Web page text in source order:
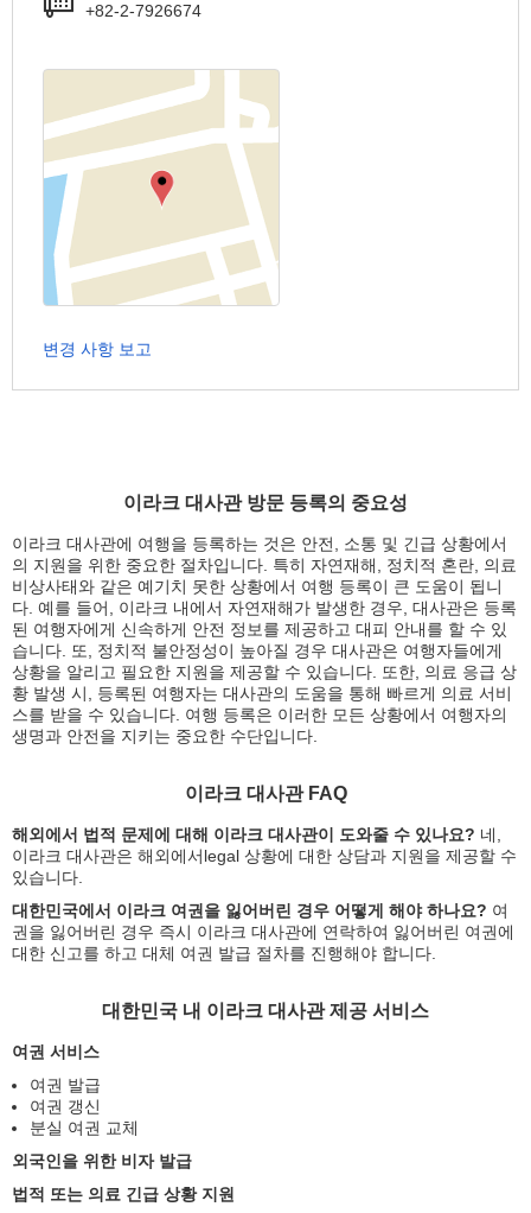
이라크 대사관 방문 등록의 중요성
이라크 대사관에 여행을 등록하는 것은 안전, 소통 및 긴급 상황에서
의 지원을 위한 중요한 절차입니다. 특히 자연재해, 정치적 혼란, 의료
비상사태와 같은 예기치 못한 상황에서 여행 등록이 큰 도움이 됩니
다. 예를 들어, 이라크 내에서 자연재해가 발생한 경우, 대사관은 등록
된 여행자에게 신속하게 안전 정보를 제공하고 대피 안내를 할 수 있
습니다. 또, 정치적 불안정성이 높아질 경우 대사관은 여행자들에게
상황을 알리고 필요한 지원을 제공할 수 있습니다. 또한, 의료 응급 상
황 발생 시, 등록된 여행자는 대사관의 도움을 통해 빠르게 의료 서비
스를 받을 수 있습니다. 여행 등록은 이러한 모든 상황에서 여행자의
생명과 안전을 지키는 중요한 수단입니다.
이라크 대사관 FAQ
해외에서 법적 문제에 대해 이라크 대사관이 도와줄 수 있나요? 네,
이라크 대사관은 해외에서legal 상황에 대한 상담과 지원을 제공할 수
있습니다.
대한민국에서 이라크 여권을 잃어버린 경우 어떻게 해야 하나요? 여
권을 잃어버린 경우 즉시 이라크 대사관에 연락하여 잃어버린 여권에
대한 신고를 하고 대체 여권 발급 절차를 진행해야 합니다.
대한민국 내 이라크 대사관 제공 서비스
여권 서비스
여권 발급
여권 갱신
분실 여권 교체
외국인을 위한 비자 발급
법적 또는 의료 긴급 상황 지원
+82-2-7926674
변경 사항 보고